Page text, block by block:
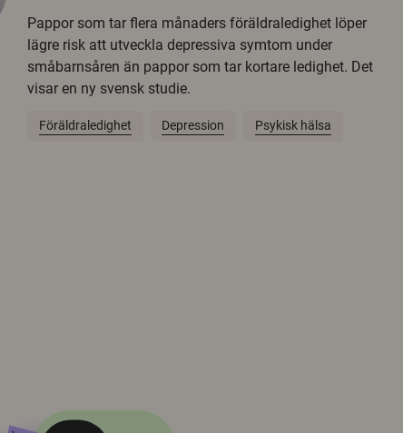
Pappor som tar flera månaders föräldraledighet löper
lägre risk att utveckla depressiva symtom under
småbarnsåren än pappor som tar kortare ledighet. Det
visar en ny svensk studie.
Föräldraledighet Depression Psykisk hälsa